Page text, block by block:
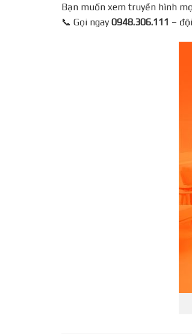
Bạn muốn xem truyền hình
📞 Gọi ngay 0948.306.111 –